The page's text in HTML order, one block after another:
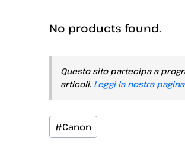
No products found.
Questo sito partecipa a
articoli. Leggi la nostra
Tag
articolo:
#Canon